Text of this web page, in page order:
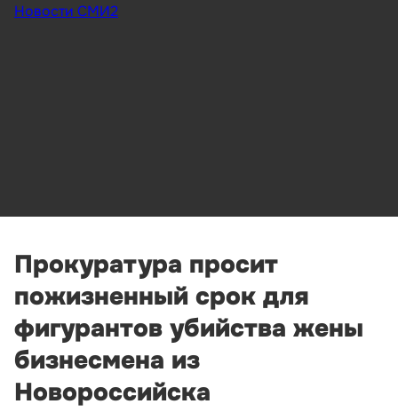
Новости СМИ2
Прокуратура просит
пожизненный срок для
фигурантов убийства жены
бизнесмена из
Новороссийска